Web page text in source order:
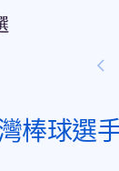
棒球選